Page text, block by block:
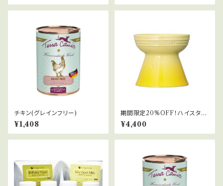
チキン(グレインフリー)
¥1,408
期間限定20%OFF！ハイスタン
ドフードボール
¥4,400